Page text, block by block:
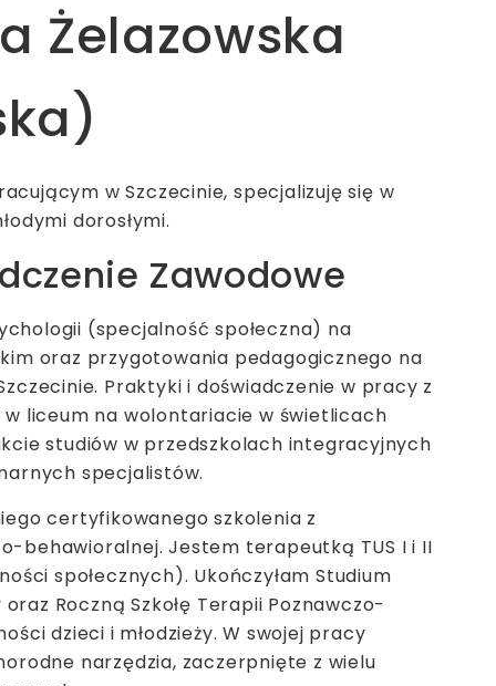
Żelazowska
w Szczecinie, specjalizuję się w
dorosłymi.
Zawodowe
(specjalność społeczna) na
oraz przygotowania pedagogicznego na
Praktyki i doświadczenie w pracy z
w liceum na wolontariacie w świetlicach
studiów w przedszkolach integracyjnych
specjalistów.
certyfikowanego szkolenia z
behawioralnej. Jestem terapeutką TUS I i II
społecznych). Ukończyłam Studium
oraz Roczną Szkołę Terapii Poznawczo-
dzieci i młodzieży. W swojej pracy
narzędzia, zaczerpnięte z wielu